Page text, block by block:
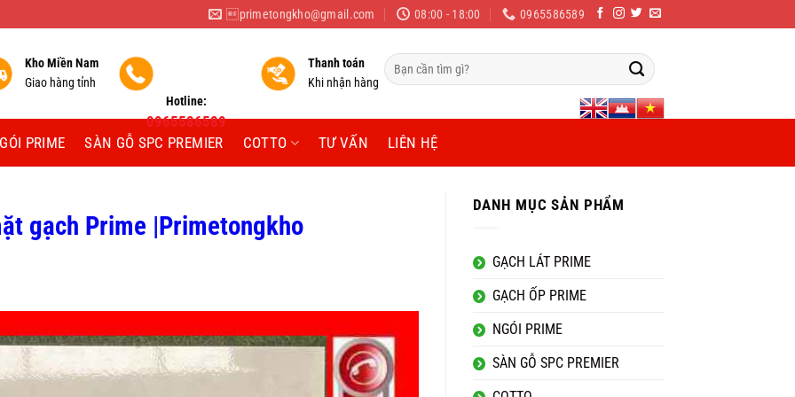
primetongkho@gmail.com 08:00 - 18:00 0965586589
Kho Miền Nam
Giao hàng tỉnh
Hotline:
0965586589
Thanh toán
Khi nhận hàng
Tìm
kiếm:
PRIME SÀN GỖ SPC PREMIER COTTO TƯ VẤN LIÊN HỆ
gạch Prime |Primetongkho
DANH MỤC SẢN PHẨM
GẠCH LÁT PRIME
GẠCH ỐP PRIME
NGÓI PRIME
SÀN GỖ SPC PREMIER